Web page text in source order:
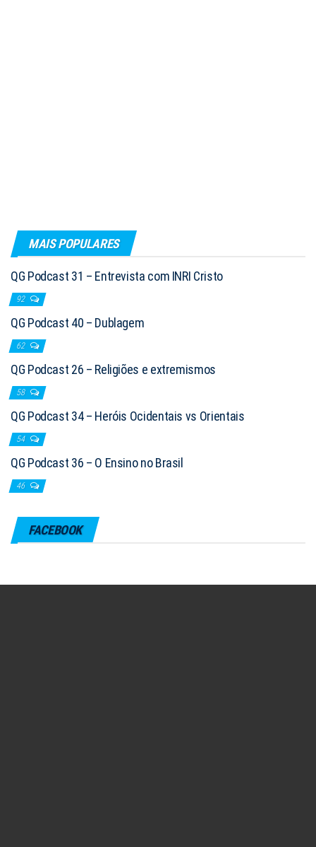
MAIS POPULARES
QG Podcast 31 – Entrevista com INRI Cristo
92
QG Podcast 40 – Dublagem
62
QG Podcast 26 – Religiões e extremismos
58
QG Podcast 34 – Heróis Ocidentais vs Orientais
54
QG Podcast 36 – O Ensino no Brasil
46
FACEBOOK